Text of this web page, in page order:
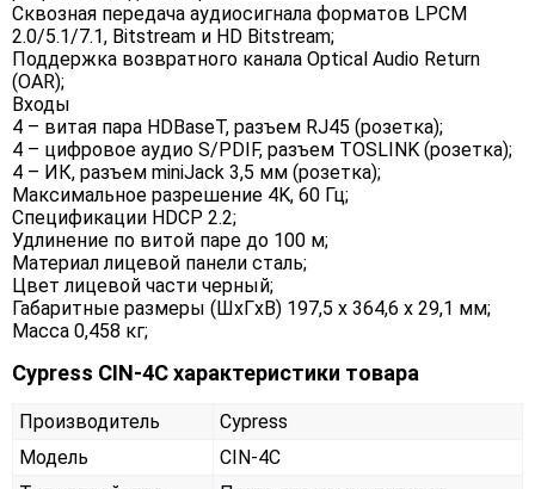
Сквозная передача аудиосигнала форматов LPCM
2.0/5.1/7.1, Bitstream и HD Bitstream;
Поддержка возвратного канала Optical Audio Return
(OAR);
Входы
4 – витая пара HDBaseT, разъем RJ45 (розетка);
4 – цифровое аудио S/PDIF, разъем TOSLINK (розетка);
4 – ИК, разъем miniJack 3,5 мм (розетка);
Максимальное разрешение 4K, 60 Гц;
Спецификации HDCP 2.2;
Удлинение по витой паре до 100 м;
Материал лицевой панели сталь;
Цвет лицевой части черный;
Габаритные размеры (ШxГxВ) 197,5 x 364,6 x 29,1 мм;
Масса 0,458 кг;
Cypress CIN-4C характеристики товара
Производитель
Cypress
Модель
CIN-4C